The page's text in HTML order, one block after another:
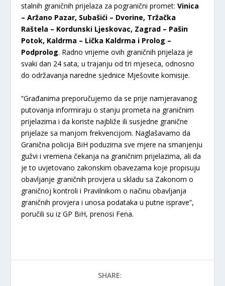
stalnih graničnih prijelaza za pogranični promet: Vinica
– Aržano Pazar, Subašići – Dvorine, Tržačka
Raštela – Kordunski Ljeskovac, Zagrad – Pašin
Potok, Kaldrma – Lička Kaldrma i Prolog –
Podprolog. Radno vrijeme ovih graničnih prijelaza je
svaki dan 24 sata, u trajanju od tri mjeseca, odnosno
do održavanja naredne sjednice Mješovite komisije.
“Građanima preporučujemo da se prije namjeravanog
putovanja informiraju o stanju prometa na graničnim
prijelazima i da koriste najbliže ili susjedne granične
prijelaze sa manjom frekvencijom. Naglašavamo da
Granična policija BiH poduzima sve mjere na smanjenju
gužvi i vremena čekanja na graničnim prijelazima, ali da
je to uvjetovano zakonskim obavezama koje propisuju
obavljanje graničnih provjera u skladu sa Zakonom o
graničnoj kontroli i Pravilnikom o načinu obavljanja
graničnih provjera i unosa podataka u putne isprave”,
poručili su iz GP BiH, prenosi Fena.
SHARE: